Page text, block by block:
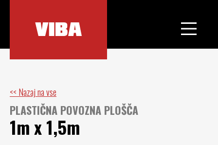
<< Nazaj na vse
PLASTIČNA POVOZNA PLOŠČA
1m x 1,5m